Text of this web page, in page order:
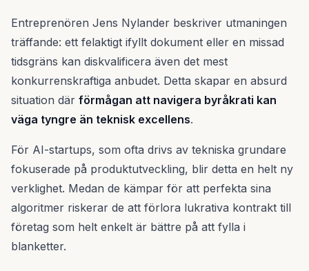
Entreprenören Jens Nylander beskriver utmaningen
träffande: ett felaktigt ifyllt dokument eller en missad
tidsgräns kan diskvalificera även det mest
konkurrenskraftiga anbudet. Detta skapar en absurd
situation där förmågan att navigera byråkrati kan
väga tyngre än teknisk excellens.
För AI-startups, som ofta drivs av tekniska grundare
fokuserade på produktutveckling, blir detta en helt ny
verklighet. Medan de kämpar för att perfekta sina
algoritmer riskerar de att förlora lukrativa kontrakt till
företag som helt enkelt är bättre på att fylla i
blanketter.